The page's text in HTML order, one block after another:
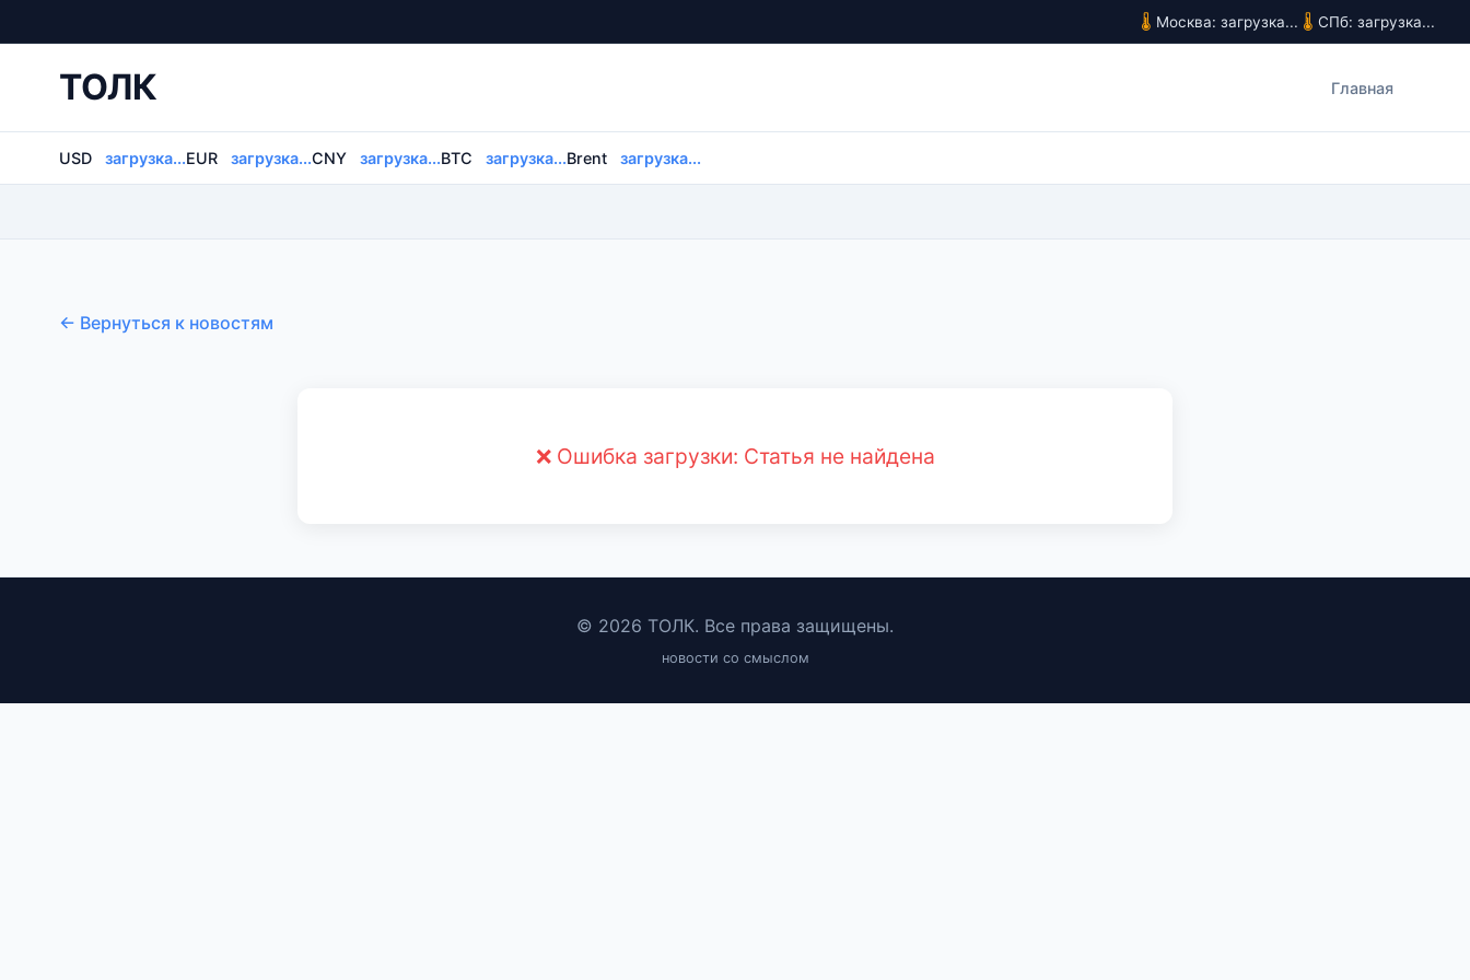
Москва: загрузка... СПб: загрузка...
ТОЛК Главная
USD загрузка...EUR загрузка...CNY загрузка...BTC загрузка...Brent загрузка...
← Вернуться к новостям
❌ Ошибка загрузки: Статья не найдена
© 2026 ТОЛК. Все права защищены.
новости со смыслом